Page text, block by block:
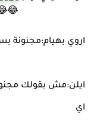
اروي بهيام:مجنونة
ايلن:مش بقولك
اي